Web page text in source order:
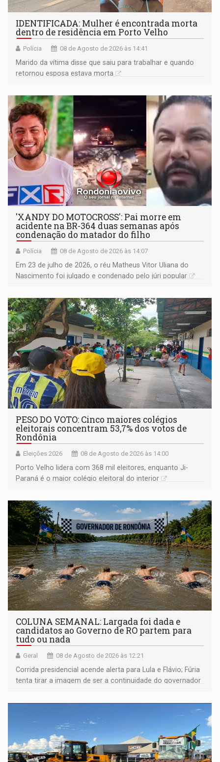
IDENTIFICADA: Mulher é encontrada morta
dentro de residência em Porto Velho
Polícia 08 de Agosto de 2026 às 14:41
Marido da vítima disse que saiu para trabalhar e quando
retornou esposa estava morta
'XANDY DO MOTOCROSS': Pai morre em
acidente na BR-364 duas semanas após
condenação do matador do filho
Polícia 08 de Agosto de 2026 às 14:07
Em 23 de julho de 2026, o réu Matheus Vitor Uliana do
Nascimento foi julgado e condenado pelo júri popular
PESO DO VOTO: Cinco maiores colégios
eleitorais concentram 53,7% dos votos de
Rondônia
Eleições 2026 08 de Agosto de 2026 às 14:00
Porto Velho lidera com 368 mil eleitores, enquanto Ji-
Paraná é o maior colégio eleitoral do interior
COLUNA SEMANAL: Largada foi dada e
candidatos ao Governo de RO partem para
tudo ou nada
Geral 08 de Agosto de 2026 às 12:21
Corrida presidencial acende alerta para Lula e Flávio; Fúria
tenta tirar a imagem de ser a continuidade do governador
não ter entrado no modo eleição; ABAV faz evento em